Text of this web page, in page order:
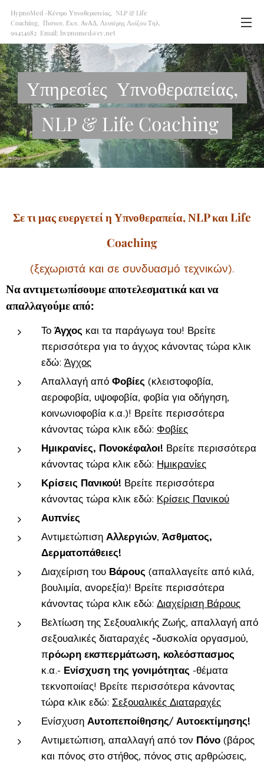
HypnoMed -Κέντρο Υπνοθεραπείας, NLP & Life
Coaching, Πιστοπ. Εκπ. ΑνΑΔ, Λευτέρης Λοίζου Τηλ.
99454982 Email: hypnomed@cy.net
Υπηρεσίες Υπνοθεραπείας,
NLP & Life Coaching
Σε τι μας ευεργετεί η Υπνοθεραπεία, ΝLP και Life
Coaching
(ξεχωριστά και σε συνδυασμό τεχνικών).
Να αντιμετωπίσουμε αποτελεσματικά και να
απαλλαγούμε από:
Το Άγχος και τα παράγωγα του! Βρείτε
περισσότερα για το άγχος κάνοντας τώρα κλικ
εδώ: Άγχος
Απαλλαγή από Φοβίες (κλειστοφοβία,
αεροφοβία, υψοφοβία, φοβία για οδήγηση,
κοινωνιοφοβία κ.α.)! Βρείτε περισσότερα
κάνοντας τώρα κλικ εδώ: Φοβίες
Ημικρανίες, Πονοκέφαλοι! Βρείτε περισσότερα
κάνοντας τώρα κλικ εδώ: Ημικρανίες
Κρίσεις Πανικού! Βρείτε περισσότερα
κάνοντας τώρα κλικ εδώ: Κρίσεις Πανικού
Αυπνίες
Αντιμετώπιση Αλλεργιών, Άσθματος,
Δερματοπάθειες!
Διαχείριση του Βάρους (απαλλαγείτε από κιλά,
βουλιμία, ανορεξία)! Βρείτε περισσότερα
κάνοντας τώρα κλικ εδώ: Διαχείριση Βάρους
Βελτίωση της Σεξουαλικής Ζωής, απαλλαγή από
σεξουαλικές διαταραχές -δυσκολία οργασμού,
πρόωρη εκσπερμάτωση, κολεόσπασμος
κ.α.- Ενίσχυση της γονιμότητας -θέματα
τεκνοποιίας! Βρείτε περισσότερα κάνοντας
τώρα κλικ εδώ: Σεξουαλικές Διαταραχές
Ενίσχυση Αυτοπεποίθησης/ Αυτοεκτίμησης!
Αντιμετώπιση, απαλλαγή από τον Πόνο (βάρος
και πόνος στο στήθος, πόνος στις αρθρώσεις,